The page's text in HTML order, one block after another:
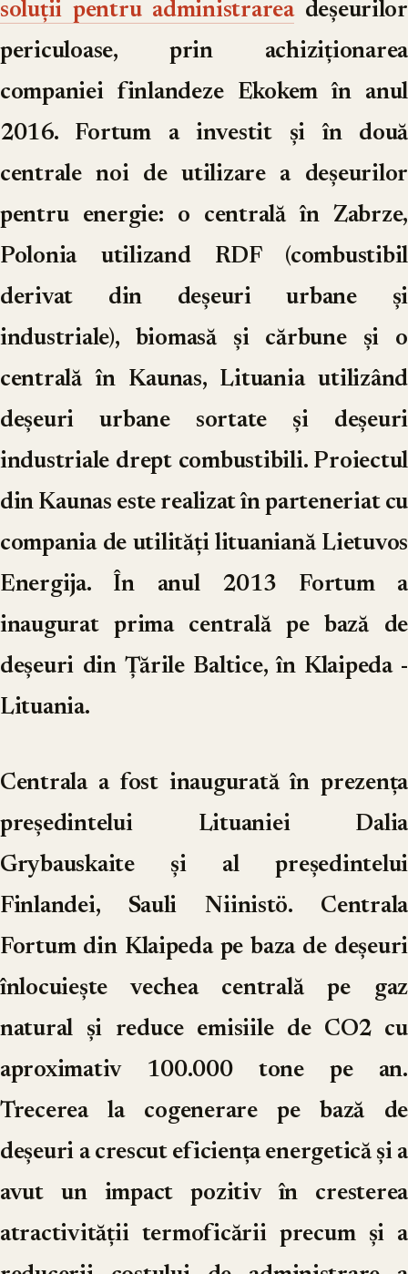
soluții pentru administrareadeșeurilor
periculoase, prin achiziționarea
companiei finlandeze Ekokem în anul
2016. Fortum a investit și în două
centrale noi de utilizare a deșeurilor
pentru energie: o centrală în Zabrze,
Polonia utilizand RDF (combustibil
derivat din deșeuri urbane și
industriale), biomasă și cărbune și o
centrală în Kaunas, Lituania utilizând
deșeuri urbane sortate și deșeuri
industriale drept combustibili. Proiectul
din Kaunas este realizat în parteneriat cu
compania de utilități lituaniană Lietuvos
Energija. În anul 2013 Fortum a
inaugurat prima centrală pe bază de
deșeuri din Țările Baltice, în Klaipeda -
Lituania.
Centrala a fost inaugurată în prezența
președintelui Lituaniei Dalia
Grybauskaite și al președintelui
Finlandei, Sauli Niinistö. Centrala
Fortum din Klaipeda pe baza de deșeuri
înlocuiește vechea centrală pe gaz
natural și reduce emisiile de CO2 cu
aproximativ 100.000 tone pe an.
Trecerea la cogenerare pe bază de
deșeuri a crescut eficiența energetică și a
avut un impact pozitiv în cresterea
atractivității termoficării precum și a